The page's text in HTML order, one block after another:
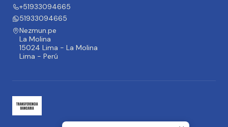
+51933094665
51933094665
Nezmun.pe
La Molina
15024 Lima - La Molina
Lima - Perú